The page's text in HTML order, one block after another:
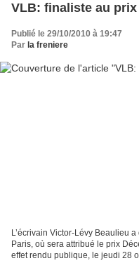
VLB: finaliste au prix
Publié le 29/10/2010 à 19:47
Par la freniere
L’écrivain Victor-Lévy Beaulieu
Paris, où sera attribué le prix
effet rendu publique, le jeudi 28